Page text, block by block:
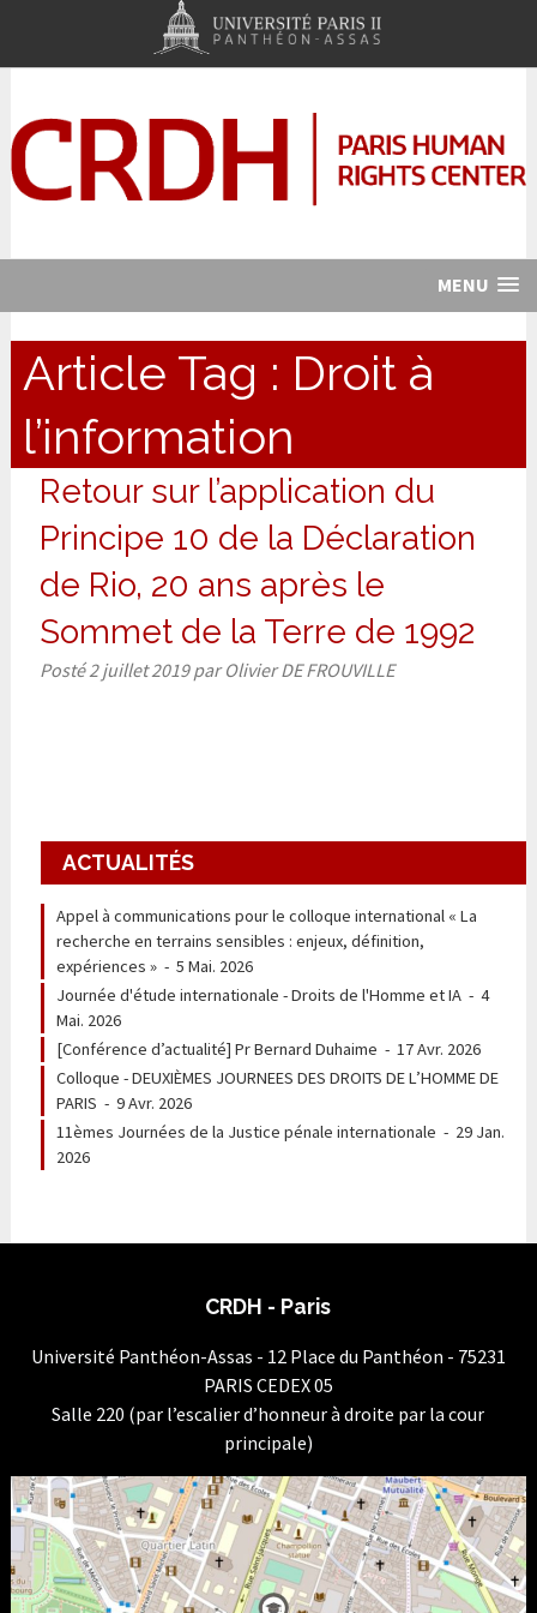
MENU
Article Tag : Droit à
l’information
Retour sur l’application du
Principe 10 de la Déclaration
de Rio, 20 ans après le
Sommet de la Terre de 1992
Posté2 juillet 2019 par Olivier DE FROUVILLE
ACTUALITÉS
Appel à communications pour le colloque international « La
recherche en terrains sensibles : enjeux, définition,
expériences »- 5 Mai. 2026
Journée d'étude internationale - Droits de l'Homme et IA- 4
Mai. 2026
[Conférence d’actualité] Pr Bernard Duhaime - 17 Avr. 2026
Colloque - DEUXIÈMES JOURNEES DES DROITS DE L’HOMME DE
PARIS - 9 Avr. 2026
11èmes Journées de la Justice pénale internationale - 29 Jan.
2026
CRDH - Paris
Université Panthéon-Assas - 12 Place du Panthéon - 75231
PARIS CEDEX 05
Salle 220 (par l’escalier d’honneur à droite par la cour
principale)